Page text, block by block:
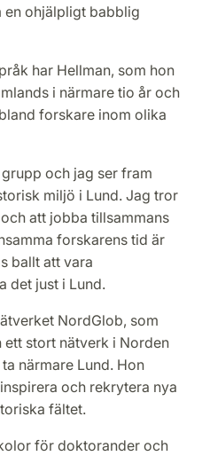
en ohjälpligt babblig
har Hellman, som hon
i närmare tio år och
forskare inom olika
och jag ser fram
miljö i Lund. Jag tror
att jobba tillsammans
forskarens tid är
ballt att vara
det just i Lund.
NordGlob, som
ett stort nätverk i Norden
närmare Lund. Hon
och rekrytera nya
fältet.
för doktorander och